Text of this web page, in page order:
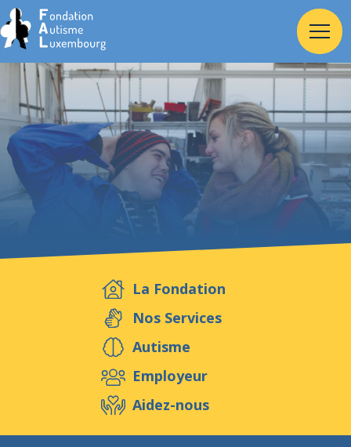
Accueil
Fondation
Services
Employeur
Aidez-nous
Evénements Publications Médias
La Fondation
Nos Services
Autisme
Employeur
Aidez-nous